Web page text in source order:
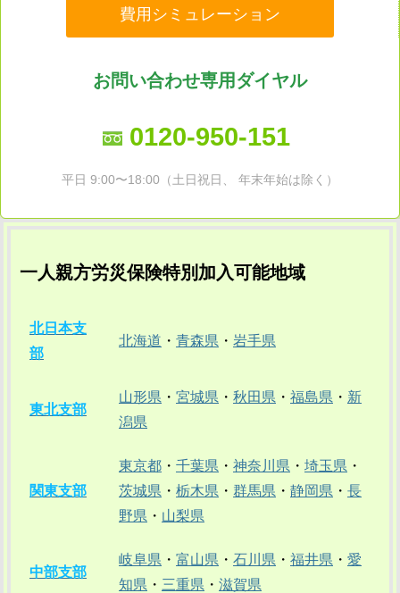
費用シミュレーション
お問い合わせ専用ダイヤル
0120-950-151
平日 9:00〜18:00（土日祝日、 年末年始は除く）
一人親方労災保険特別加入可能地域
北日本支
部
北海道 ・ 青森県 ・ 岩手県
東北支部
山形県 ・ 宮城県 ・ 秋田県 ・ 福島県 ・ 新
潟県
関東支部
東京都 ・ 千葉県 ・ 神奈川県 ・ 埼玉県 ・
茨城県 ・ 栃木県 ・ 群馬県 ・ 静岡県 ・ 長
野県 ・ 山梨県
中部支部
岐阜県 ・ 富山県 ・ 石川県 ・ 福井県 ・ 愛
知県 ・ 三重県 ・ 滋賀県